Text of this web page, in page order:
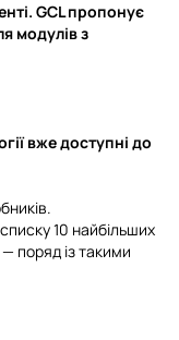
GCL пропонує
модулів з
вже доступні до
10 найбільших
— поряд із такими